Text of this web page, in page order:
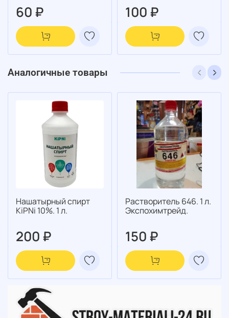
60 ₽ 100 ₽
Аналогичные товары
Нашатырный спирт
KiPNi 10%. 1 л.
200 ₽
Растворитель 646. 1 л.
Экспохимтрейд.
150 ₽